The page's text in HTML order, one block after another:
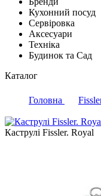
Кухонний посуд
Сервіровка
Аксесуари
Техніка
Будинок та Сад
Каталог
Головна
Каструлі Fissler. Royal